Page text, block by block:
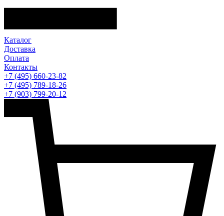
Каталог
Доставка
Оплата
Контакты
+7 (495) 660-23-82
+7 (495) 789-18-26
+7 (903) 799-20-12